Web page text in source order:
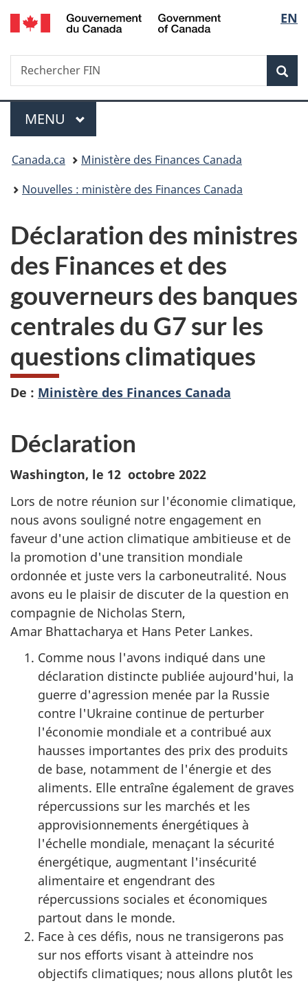
Passer
au
Passer
à
du
Passer
à
simplifiée
de
la
EN
Recherche
Rechercher
FIN
Menu
MENU PRINCIPAL
Vous
êtes
Canada.ca
Ministère des Finances Canada
Nouvelles : ministère des Finances Canada
Déclaration des ministres
des Finances et des
gouverneurs des banques
centrales du G7 sur les
questions climatiques
De : Ministère des Finances Canada
Déclaration
Washington, le 12 octobre 2022
Lors de notre réunion sur l'économie climatique,
nous avons souligné notre engagement en
faveur d'une action climatique ambitieuse et de
la promotion d'une transition mondiale
ordonnée et juste vers la carboneutralité. Nous
avons eu le plaisir de discuter de la question en
compagnie de Nicholas Stern,
Amar Bhattacharya et Hans Peter Lankes.
Comme nous l'avons indiqué dans une
déclaration distincte publiée aujourd'hui, la
guerre d'agression menée par la Russie
contre l'Ukraine continue de perturber
l'économie mondiale et a contribué aux
hausses importantes des prix des produits
de base, notamment de l'énergie et des
aliments. Elle entraîne également de graves
répercussions sur les marchés et les
approvisionnements énergétiques à
l'échelle mondiale, menaçant la sécurité
énergétique, augmentant l'insécurité
alimentaire et engendrant des
répercussions sociales et économiques
partout dans le monde.
Face à ces défis, nous ne transigerons pas
sur nos efforts visant à atteindre nos
objectifs climatiques; nous allons plutôt les